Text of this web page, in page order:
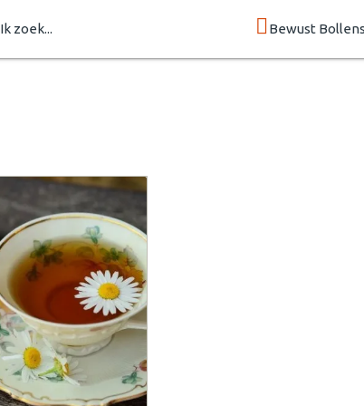
Ik zoek... Bewust